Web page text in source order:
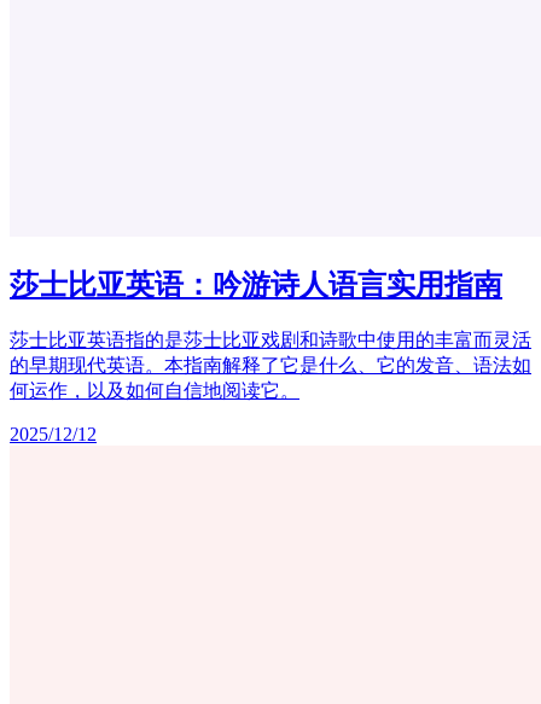
莎士比亚英语：吟游诗人语言实用指南
莎士比亚英语指的是莎士比亚戏剧和诗歌中使用的丰富而灵活
的早期现代英语。本指南解释了它是什么、它的发音、语法如
何运作，以及如何自信地阅读它。
2025/12/12